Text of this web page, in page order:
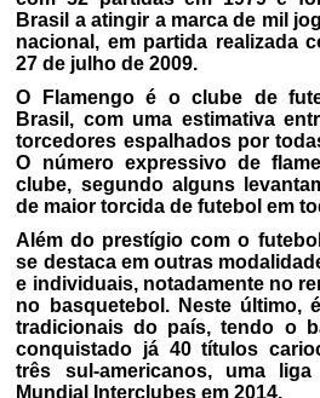
Brasil a atingir a marca de mil
nacional, em partida realizada
27 de julho de 2009.
O Flamengo é o clube de
Brasil, com uma estimativa
torcedores espalhados por
O número expressivo de
clube, segundo alguns
de maior torcida de futebol em
Além do prestígio com o
se destaca em outras
e individuais, notadamente no
no basquetebol. Neste último,
tradicionais do país, tendo o
conquistado já 40 títulos
três sul-americanos, uma
Mundial Interclubes em 2014.